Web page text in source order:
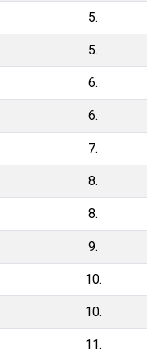
5.
5.
6.
6.
7.
8.
8.
9.
10.
10.
11.